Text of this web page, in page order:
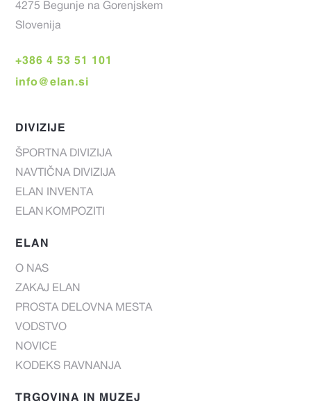
4275 Begunje na Gorenjskem
Slovenija
+386 4 53 51 101
info@elan.si
DIVIZIJE
ŠPORTNA DIVIZIJA
NAVTIČNA DIVIZIJA
ELAN INVENTA
ELAN KOMPOZITI
ELAN
O NAS
ZAKAJ ELAN
PROSTA DELOVNA MESTA
VODSTVO
NOVICE
KODEKS RAVNANJA
TRGOVINA IN MUZEJ